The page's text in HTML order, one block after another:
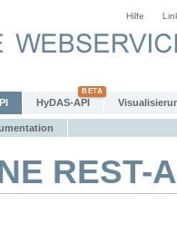
Hilfe
HyDAS-API